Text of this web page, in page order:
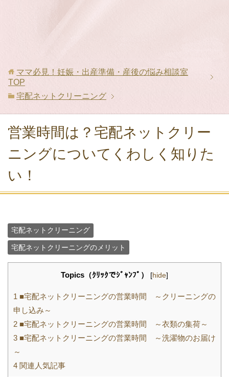
ママ必見！妊娠・出産準備・産後の悩み相談室
TOP
宅配ネットクリーニング
営業時間は？宅配ネットクリー
ニングについてくわしく知りた
い！
宅配ネットクリーニング
宅配ネットクリーニングのメリット
Topics（ｸﾘｯｸでｼﾞｬﾝﾌﾟ） [hide]
1 ■宅配ネットクリーニングの営業時間 ～クリーニングの
申し込み～
2 ■宅配ネットクリーニングの営業時間 ～衣類の集荷～
3 ■宅配ネットクリーニングの営業時間 ～洗濯物のお届け
～
4 関連人気記事